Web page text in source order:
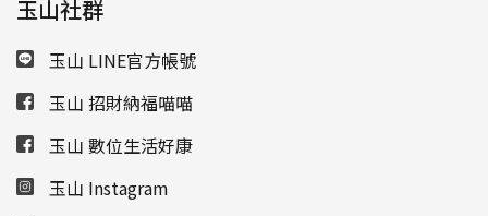
玉山社群
玉山 LINE官方帳號
玉山 招財納福喵喵
玉山 數位生活好康
玉山 Instagram